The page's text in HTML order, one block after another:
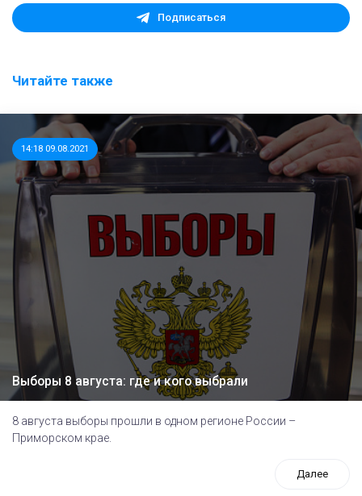
Подписаться
Читайте также
14:18 09.08.2021
Выборы 8 августа: где и кого выбрали
8 августа выборы прошли в одном регионе России –
Приморском крае.
Далее